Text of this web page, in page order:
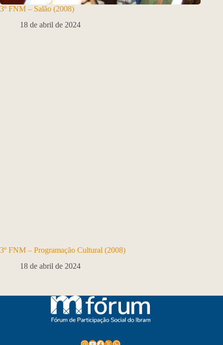
3º FNM – Salão (2008)
18 de abril de 2024
3º FNM – Programação Cultural (2008)
18 de abril de 2024
Instagram
Youtube
Facebook
X WhatsApp